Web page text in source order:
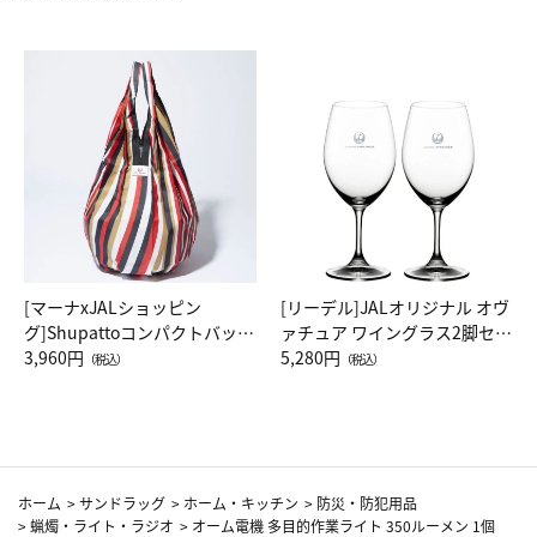
[マーナxJALショッピン
グ]Shupattoコンパクトバッグ
Drop JAL客室乗務員（LC）ス
3,960円 （税込）
[リーデル]JALオリジナル オヴ
ァチュア ワイングラス2脚セッ
ト（レッドワイン）
5,280円 （税込）
ホーム >サンドラッグ > ホーム・キッチン > 防災・防犯用品
>蝋燭・ライト・ラジオ > オーム電機 多目的作業ライト 350ルーメン 1個